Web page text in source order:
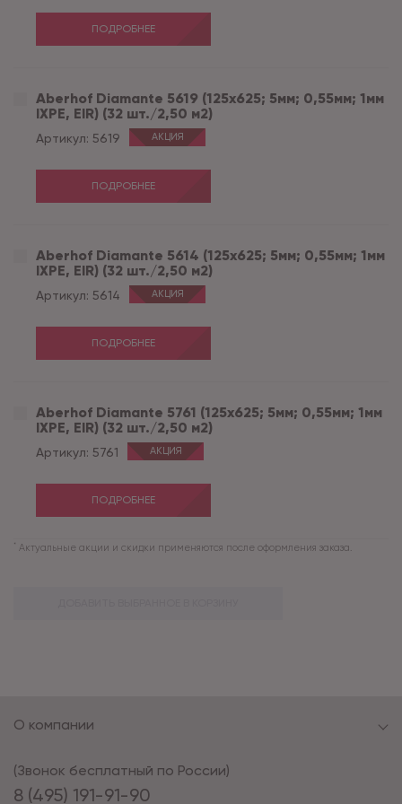
ПОДРОБНЕЕ
Aberhof Diamante 5619 (125x625; 5мм; 0,55мм; 1мм
IXPE, EIR) (32 шт./2,50 м2)
Артикул: 5619 АКЦИЯ
ПОДРОБНЕЕ
Aberhof Diamante 5614 (125x625; 5мм; 0,55мм; 1мм
IXPE, EIR) (32 шт./2,50 м2)
Артикул: 5614 АКЦИЯ
ПОДРОБНЕЕ
Aberhof Diamante 5761 (125x625; 5мм; 0,55мм; 1мм
IXPE, EIR) (32 шт./2,50 м2)
Артикул: 5761 АКЦИЯ
ПОДРОБНЕЕ
* Актуальные акции и скидки применяются после оформления заказа.
8 (495) 191-91-90
(Звонок бесплатный по России)
О компании